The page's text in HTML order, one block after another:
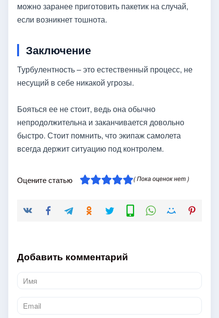
можно заранее приготовить пакетик на случай,
если возникнет тошнота.
Заключение
Турбулентность – это естественный процесс, не
несущий в себе никакой угрозы.
Бояться ее не стоит, ведь она обычно
непродолжительна и заканчивается довольно
быстро. Стоит помнить, что экипаж самолета
всегда держит ситуацию под контролем.
Оцените статью ( Пока оценок нет )
Добавить комментарий
Имя
*
Email
*